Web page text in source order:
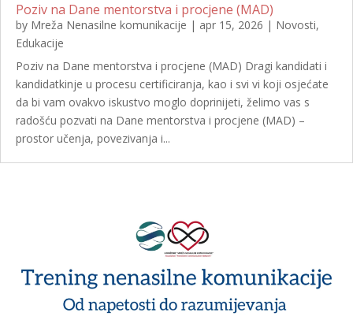
Poziv na Dane mentorstva i procjene (MAD)
by Mreža Nenasilne komunikacije | apr 15, 2026 | Novosti,
Edukacije
Poziv na Dane mentorstva i procjene (MAD) Dragi kandidati i
kandidatkinje u procesu certificiranja, kao i svi vi koji osjećate
da bi vam ovakvo iskustvo moglo doprinijeti, želimo vas s
radošću pozvati na Dane mentorstva i procjene (MAD) –
prostor učenja, povezivanja i...